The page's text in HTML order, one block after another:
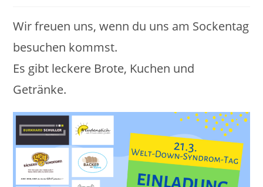
Wir freuen uns, wenn du uns am Sockentag
besuchen kommst.
Es gibt leckere Brote, Kuchen und
Getränke.